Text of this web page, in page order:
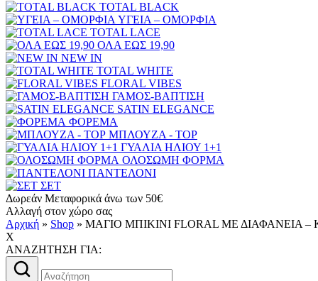
TOTAL BLACK
ΥΓΕΙΑ – ΟΜΟΡΦΙΑ
TOTAL LACE
ΟΛΑ ΕΩΣ 19,90
NEW IN
TOTAL WHITE
FLORAL VIBES
ΓΑΜΟΣ-ΒΑΠΤΙΣΗ
SATIN ELEGANCE
ΦΟΡΕΜΑ
ΜΠΛΟΥΖΑ - TOP
ΓΥΑΛΙΑ ΗΛΙΟΥ 1+1
ΟΛΟΣΩΜΗ ΦΟΡΜΑ
ΠΑΝΤΕΛΟΝΙ
ΣΕΤ
Δωρεάν Μεταφορικά άνω των 50€
Αλλαγή στον χώρο σας
Αρχική » Shop » ΜΑΓΙΟ ΜΠΙΚΙΝΙ FLORAL ΜΕ ΔΙΑΦΑΝΕΙΑ –
X
AΝΑΖΗΤΗΣΗ ΓΙΑ:
Αναζήτηση
για: